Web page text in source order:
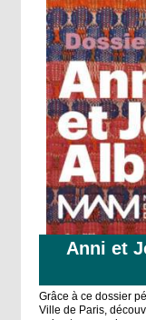
Anni et
Grâce à ce dossier
Ville de Paris,